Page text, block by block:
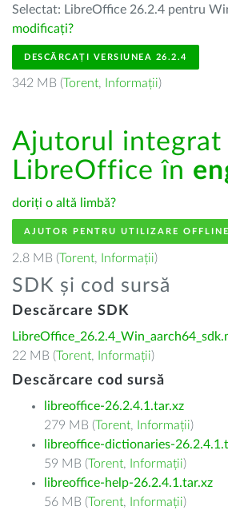
Selectat: LibreOffice 26.2.4 pentru
modificați?
DESCĂRCAȚI VERSIUNEA 26.2.4
342 MB (Torent, Informații)
Ajutorul integrat
LibreOffice în
doriți o altă limbă?
AJUTOR PENTRU UTILIZARE OFFLINE
2.8 MB (Torent, Informații)
SDK și cod sursă
Descărcare SDK
22 MB (Torent, Informații)
Descărcare cod sursă
libreoffice-26.2.4.1.tar.xz
279 MB (Torent, Informații)
libreoffice-dictionaries-
59 MB (Torent, Informații)
libreoffice-help-26.2.4.1.tar.xz
56 MB (Torent, Informații)